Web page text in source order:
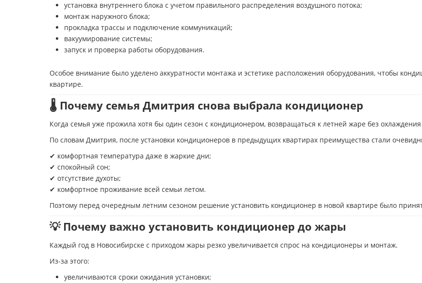
установка внутреннего блока с учетом правильного распределения воздушного потока;
монтаж наружного блока;
прокладка трассы и подключение коммуникаций;
вакуумирование системы;
запуск и проверка работы оборудования.
Особое внимание было уделено аккуратности монтажа и эстетике расположения оборудования, чтобы
квартире.
🌡 Почему семья Дмитрия снова выбрала кондиционер
Когда семья уже прожила хотя бы один сезон с кондиционером, возвращаться к летней жаре без
По словам Дмитрия, после установки кондиционеров в предыдущих квартирах преимущества стали
✔ комфортная температура даже в жаркие дни;
✔ спокойный сон;
✔ отсутствие духоты;
✔ комфортное проживание всей семьи летом.
Поэтому перед очередным летним сезоном решение установить кондиционер в новой квартире было
💡 Почему важно установить кондиционер до жары
Каждый год в Новосибирске с приходом жары резко увеличивается спрос на кондиционеры и монтаж.
Из-за этого:
увеличиваются сроки ожидания установки;